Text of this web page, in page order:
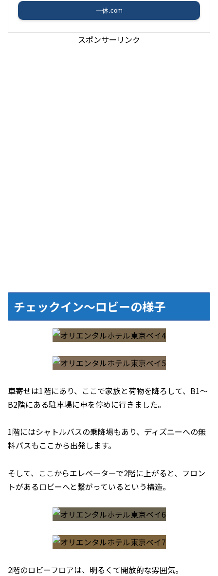
一休.com
スポンサーリンク
チェックイン～ロビーの様子
車寄せは1階にあり、ここで家族と荷物を降ろして、B1～
B2階にある駐車場に車を停めに行きました。
1階にはシャトルバスの乗降場もあり、ディズニーへの無
料バスもここから出発します。
そして、ここからエレベーターで2階に上がると、フロン
トがあるロビーへと繋がっているという構造。
2階のロビーフロアは、明るくて開放的な雰囲気。